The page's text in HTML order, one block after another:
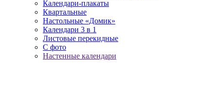
Календари-плакаты
Квартальные
Настольные «Домик»
Календари 3 в 1
Листовые перекидные
С фото
Настенные календари